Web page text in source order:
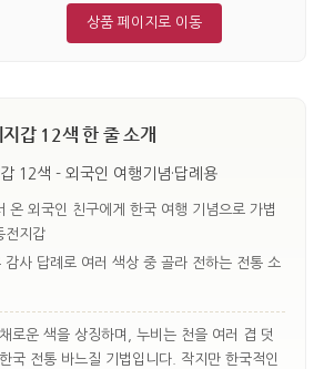
상품 페이지로 이동
갑 12색 한 줄 소개
12색 - 외국인 여행기념·답례용
온 외국인 친구에게 한국 여행 기념으로 가볍
전지갑
감사 답례로 여러 색상 중 골라 전하는 전통 소
로운 색을 상징하며, 누비는 천을 여러 겹 덧
국 전통 바느질 기법입니다. 작지만 한국적인